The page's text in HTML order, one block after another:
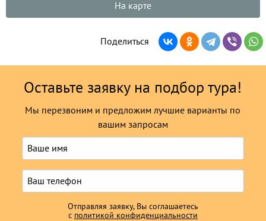
На карте
Поделиться
Оставьте заявку на подбор тура!
Мы перезвоним и предложим лучшие варианты по
вашим запросам
Отправляя заявку, Вы соглашаетесь
с политикой конфиденциальности